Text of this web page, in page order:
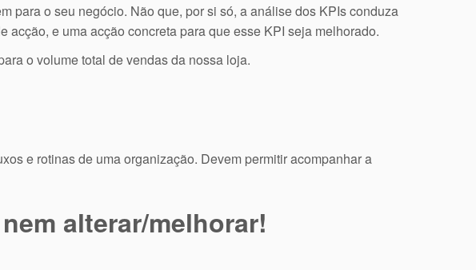
para o seu negócio. Não que, por si só, a análise dos KPIs conduza
e uma acção concreta para que esse KPI seja melhorado.
o volume total de vendas da nossa loja.
e rotinas de uma organização. Devem permitir acompanhar a
alterar/melhorar!